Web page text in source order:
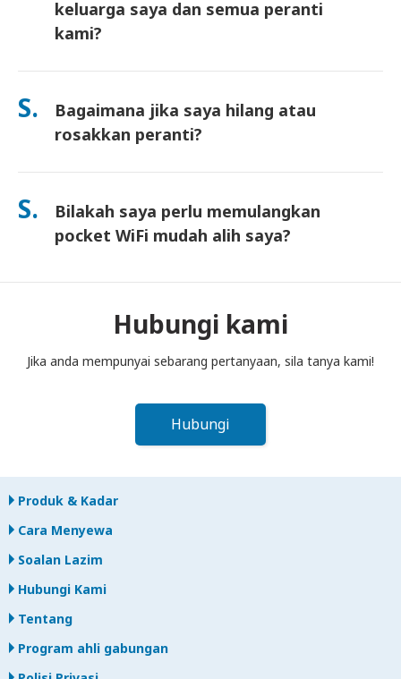
keluarga saya dan semua peranti
kami?
Ya—sambung sehingga 10 peranti serentak (telefon, tablet,
sertakan power bank percuma untuk kegunaan sepanjang hari.
S.
Bagaimana jika saya hilang atau
rosakkan peranti?
Anda boleh menambah Insurans semasa checkout untuk
yuran penggantian akan dikenakan. Jika sesuatu berlaku,
hubungi kami dengan segera—kami akan bantu anda kekal
terhubung.
S.
Bilakah saya perlu memulangkan
pocket WiFi mudah alih saya?
selepas tamat tempoh sewaan. Jika anda lewat
memulangkan, anda akan dikenakan bayaran.
Hubungi kami
Jika anda mempunyai sebarang pertanyaan, sila tanya kami!
Hubungi
Produk & Kadar
Cara Menyewa
Soalan Lazim
Hubungi Kami
Tentang
Program ahli gabungan